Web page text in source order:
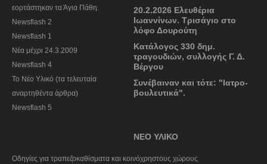
εορτάστηκαν τα Άγια Πάθη.
Newsflash 2
Newsflash 1
Nέα μέχρι 24.3.2009
Newsflash 4
Το Νέο Υλικό (τα τελευταία
αναρτηθέντα άρθρα)
Newsflash 5
20.2.2026 Ελευθέρια
Ιωαννίνων. Τρισάγιο στο
λόφο Δουρούτη
Κατάλογος 330 δημ.
τραγουδιών, συλλογής Γ. Δ.
Βέργου
Συνέβαιναν και τότε: "Ιατρο-
βουλευτικά".
ΝΕΟ ΥΛΙΚΟ
Οδηγίες για τραπεζοκαθίσματα και κοινόχρηστους χώρους